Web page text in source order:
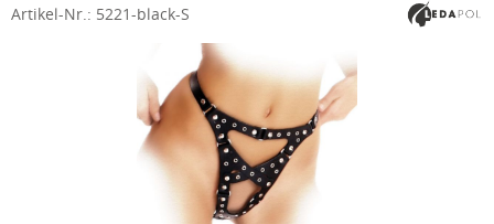
Artikel-Nr.: 5221-black-S